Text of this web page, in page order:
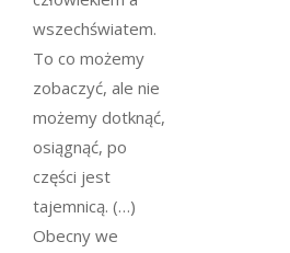
wszechświatem.
To co możemy
zobaczyć, ale nie
możemy dotknąć,
osiągnąć, po
części jest
tajemnicą. (…)
Obecny we